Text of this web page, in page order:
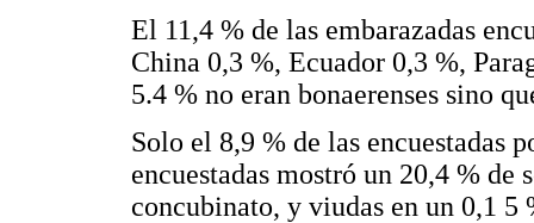
El 11,4 % de las embarazadas
China 0,3 %, Ecuador 0,3 %,
5.4 % no eran bonaerenses sino
Solo el 8,9 % de las encuestadas
encuestadas mostró un 20,4 % de
concubinato, y viudas en un 0,1 5